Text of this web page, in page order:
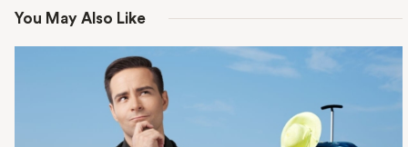
You May Also Like